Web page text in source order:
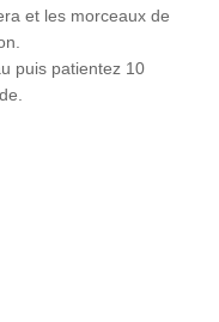
et les morceaux de
puis patientez 10